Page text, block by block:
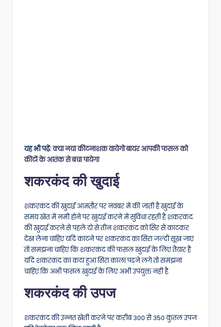
यह भी पढ़ें:क्या नया कीटनाशक वायेगो बायर आपकी फसल को
कीटों के आतंक से बचा पायेगा
शकरकंद की खुदाई
शकरकंद की खुदाई आमतौर पर नवंबर में की जाती है खुदाई के
समय खेत में नमी होने पर खुदाई करने में सुविधा रहती है शकरकंद
की खुदाई करने से पहले दो से तीन शकरकंद को सिर से काटकर
देख लेना चाहिए यदि काटने पर शकरकंद का सिरा जल्दी सूख जाए
तो समझना चाहिए कि शकरकंद की फसल खुदाई के लिए तैयार है
यदि शकरकंद का कटा हुआ सिरा काला पड़ने लगे तो समझना
चाहिए कि अभी फसल खुदाई के लिए अभी उपयुक्त नहीं है.
शकरकंद की उपज
शकरकंद की उन्नत खेती करने पर करीब 300 से 350 कुंतल उपज